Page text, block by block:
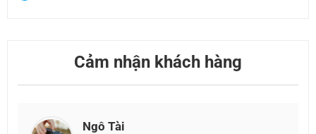
Cảm nhận khách hàng
Như Yến